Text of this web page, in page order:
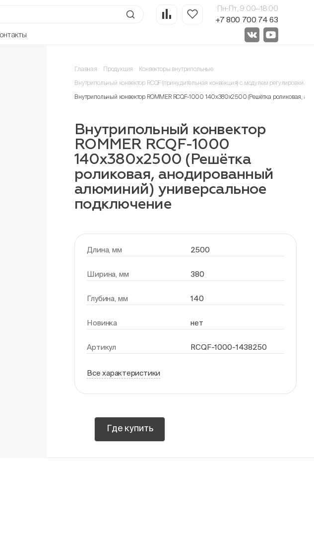
Пн-Пт, 9:00—18:00
+7 800 700 74 63
Главная Продукция Конвекторы внутрипольные
Внутрипольный конвектор RCQF (принудительная конвекция) с модулем регулировки
Внутрипольный конвектор ROMMER RCQF-1000 140х380х2500 (Решётка роликовая,
Внутрипольный конвектор
ROMMER RCQF-1000
140х380х2500 (Решётка
роликовая, анодированный
алюминий) универсальное
подключение
Длина, мм 2500
Ширина, мм 380
Глубина, мм 140
Новинка нет
Артикул RCQF-1000-1438250
Все характеристики
Где купить